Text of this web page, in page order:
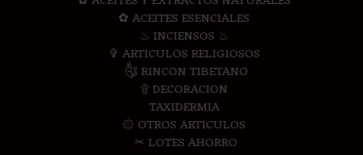
✿ ACEITES ESENCIALES
♨ INCIENSOS ♨
✞ ARTICULOS RELIGIOSOS
༃ RINCON TIBETANO
۩ DECORACION
TAXIDERMIA
۞ OTROS ARTICULOS
✂ LOTES AHORRO